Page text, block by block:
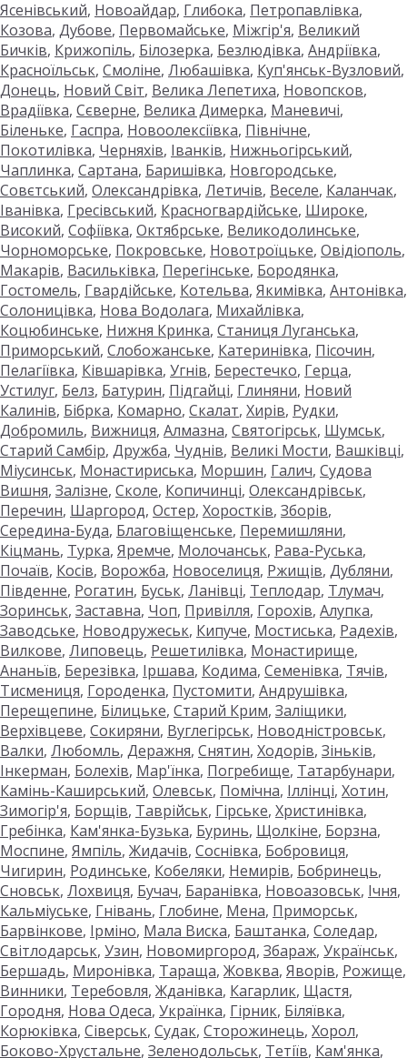
Ясенівський, Новоайдар, Глибока, Петропавлівка,
Козова, Дубове, Первомайське, Міжгір'я, Великий
Бичків, Крижопіль, Білозерка, Безлюдівка, Андріївка,
Красноїльськ, Смоліне, Любашівка, Куп'янськ-Вузловий,
Донець, Новий Світ, Велика Лепетиха, Новопсков,
Врадіївка, Сєверне, Велика Димерка, Маневичі,
Біленьке, Гаспра, Новоолексіївка, Північне,
Покотилівка, Черняхів, Іванків, Нижньогірський,
Чаплинка, Сартана, Баришівка, Новгородське,
Совєтський, Олександрівка, Летичів, Веселе, Каланчак,
Іванівка, Гресівський, Красногвардійське, Широке,
Високий, Софіївка, Октябрське, Великодолинське,
Чорноморське, Покровське, Новотроїцьке, Овідіополь,
Макарів, Васильківка, Перегінське, Бородянка,
Гостомель, Гвардійське, Котельва, Якимівка, Антонівка,
Солоницівка, Нова Водолага, Михайлівка,
Коцюбинське, Нижня Кринка, Станиця Луганська,
Приморський, Слобожанське, Катеринівка, Пісочин,
Пелагіївка, Ківшарівка, Угнів, Берестечко, Герца,
Устилуг, Белз, Батурин, Підгайці, Глиняни, Новий
Калинів, Бібрка, Комарно, Скалат, Хирів, Рудки,
Добромиль, Вижниця, Алмазна, Святогірськ, Шумськ,
Старий Самбір, Дружба, Чуднів, Великі Мости, Вашківці,
Міусинськ, Монастириська, Моршин, Галич, Судова
Вишня, Залізне, Сколе, Копичинці, Олександрівськ,
Перечин, Шаргород, Остер, Хоростків, Зборів,
Середина-Буда, Благовіщенське, Перемишляни,
Кіцмань, Турка, Яремче, Молочанськ, Рава-Руська,
Почаїв, Косів, Ворожба, Новоселиця, Ржищів, Дубляни,
Південне, Рогатин, Буськ, Ланівці, Теплодар, Тлумач,
Зоринськ, Заставна, Чоп, Привілля, Горохів, Алупка,
Заводське, Новодружеськ, Кипуче, Мостиська, Радехів,
Вилкове, Липовець, Решетилівка, Монастирище,
Ананьїв, Березівка, Іршава, Кодима, Семенівка, Тячів,
Тисмениця, Городенка, Пустомити, Андрушівка,
Перещепине, Білицьке, Старий Крим, Заліщики,
Верхівцеве, Сокиряни, Вуглегірськ, Новодністровськ,
Валки, Любомль, Деражня, Снятин, Ходорів, Зіньків,
Інкерман, Болехів, Мар'їнка, Погребище, Татарбунари,
Камінь-Каширський, Олевськ, Помічна, Іллінці, Хотин,
Зимогір'я, Борщів, Таврійськ, Гірське, Христинівка,
Гребінка, Кам'янка-Бузька, Буринь, Щолкіне, Борзна,
Моспине, Ямпіль, Жидачів, Соснівка, Бобровиця,
Чигирин, Родинське, Кобеляки, Немирів, Бобринець,
Сновськ, Лохвиця, Бучач, Баранівка, Новоазовськ, Ічня,
Кальміуське, Гнівань, Глобине, Мена, Приморськ,
Барвінкове, Ірміно, Мала Виска, Баштанка, Соледар,
Світлодарськ, Узин, Новомиргород, Збараж, Українськ,
Бершадь, Миронівка, Тараща, Жовква, Яворів, Рожище,
Винники, Теребовля, Жданівка, Кагарлик, Щастя,
Городня, Нова Одеса, Українка, Гірник, Біляївка,
Корюківка, Сіверськ, Судак, Сторожинець, Хорол,
Боково-Хрустальне, Зеленодольськ, Тетіїв, Кам'янка,